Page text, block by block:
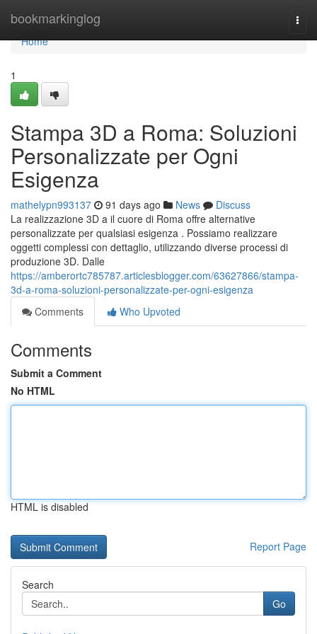
bookmarkinglog
Home
Home
1
Stampa 3D a Roma: Soluzioni
Personalizzate per Ogni
Esigenza
mathelypn993137 91 days ago News
Discuss
La realizzazione 3D a il cuore di Roma offre alternative
personalizzate per qualsiasi esigenza . Possiamo realizzare
oggetti complessi con dettaglio, utilizzando diverse processi di
produzione 3D. Dalle
https://amberortc785787.articlesblogger.com/63627866/stampa-
3d-a-roma-soluzioni-personalizzate-per-ogni-esigenza
Comments
Who Upvoted
Comments
Submit a Comment
No HTML
HTML is disabled
Report Page
Search
Go